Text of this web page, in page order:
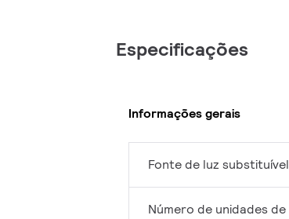
Especificações
Informações gerais
Fonte de luz substituível
Número de unidades de